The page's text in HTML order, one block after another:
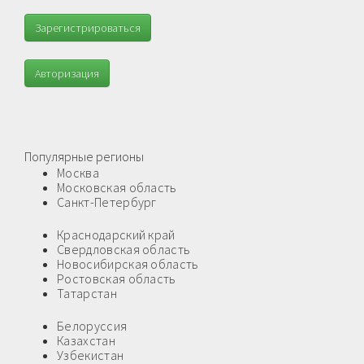
Зарегистрироваться
Авторизация
Популярные регионы
Москва
Московская область
Санкт-Петербург
Краснодарский край
Свердловская область
Новосибирская область
Ростовская область
Татарстан
Белоруссия
Казахстан
Узбекистан